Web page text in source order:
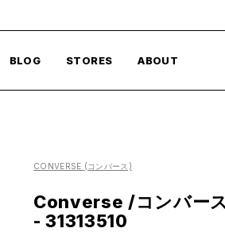
BLOG STORES ABOUT
CONVERSE (コンバース)
Converse /コンバー
- 31313510